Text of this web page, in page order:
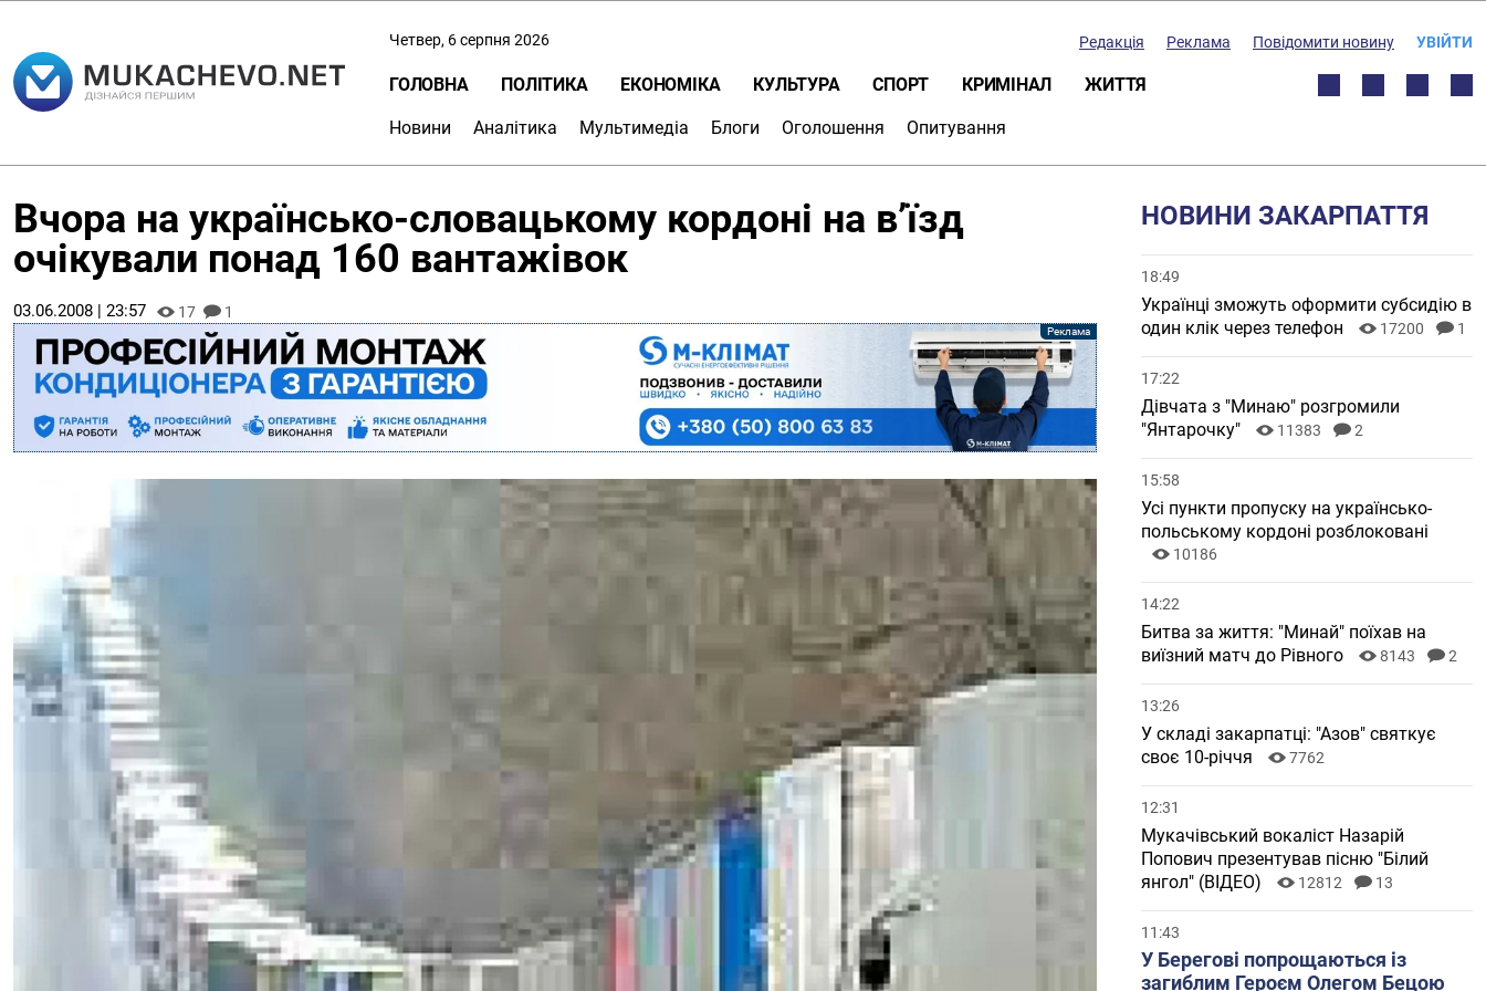
Четвер, 6 серпня 2026 Редакція Реклама Повідомити новину УВІЙТИ
ГОЛОВНА ПОЛІТИКА ЕКОНОМІКА КУЛЬТУРА СПОРТ КРИМІНАЛ ЖИТТЯ
Новини Аналітика Мультимедіа Блоги Оголошення Опитування
Вчора на українсько-словацькому кордоні на в’їзд
очікували понад 160 вантажівок
03.06.2008 | 23:57 17 1
НОВИНИ ЗАКАРПАТТЯ
18:49
Українці зможуть оформити субсидію в
один клік через телефон
17200 1
17:22
Дівчата з "Минаю" розгромили
"Янтарочку"
11383 2
15:58
Усі пункти пропуску на українсько-
польському кордоні розблоковані
10186
14:22
Битва за життя: "Минай" поїхав на
виїзний матч до Рівного
8143 2
13:26
У складі закарпатці: "Азов" святкує
своє 10-річчя
7762
12:31
Мукачівський вокаліст Назарій
Попович презентував пісню "Білий
янгол" (ВІДЕО)
12812 13
11:43
У Берегові попрощаються із
загиблим Героєм Олегом Бецою